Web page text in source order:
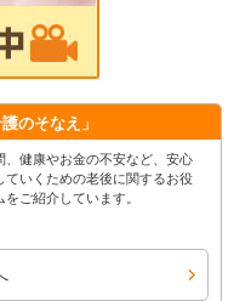
護のそなえ」
、健康やお金の不安など、安心
ていくための老後に関するお役
をご紹介しています。